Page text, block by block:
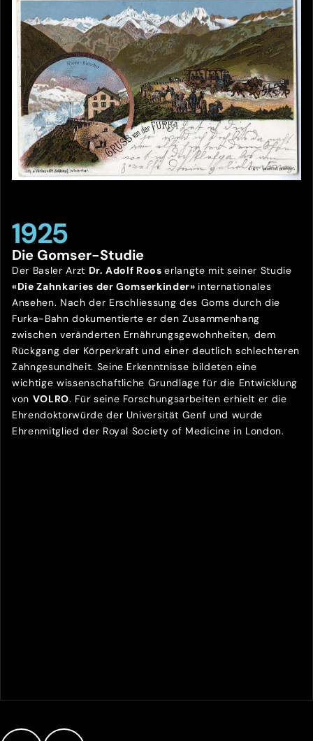
1925
Die Gomser-Studie
Der Basler Arzt Dr. Adolf Rooserlangte mit seiner Studie
«Die Zahnkaries der Gomserkinder» internationales
Ansehen. Nach der Erschliessung des Goms durch die
Furka-Bahn dokumentierte er den Zusammenhang
zwischen veränderten Ernährungsgewohnheiten, dem
Rückgang der Körperkraft und einer deutlich schlechteren
Zahngesundheit. Seine Erkenntnisse bildeten eine
wichtige wissenschaftliche Grundlage für die Entwicklung
von VOLRO. Für seine Forschungsarbeiten erhielt er die
Ehrendoktorwürde der Universität Genf und wurde
Ehrenmitglied der Royal Society of Medicine in London.